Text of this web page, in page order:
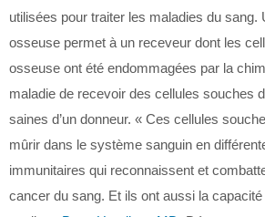
utilisées pour traiter les maladies du sang.
osseuse permet à un receveur dont les
osseuse ont été endommagées par la
maladie de recevoir des cellules souches
saines d’un donneur. « Ces cellules
mûrir dans le système sanguin en
immunitaires qui reconnaissent et
cancer du sang. Et ils ont aussi la capacité